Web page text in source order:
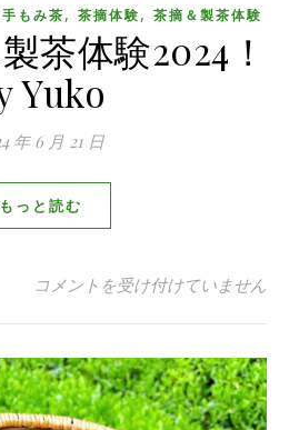
手もみ茶, 茶摘体験, 茶摘＆製茶体験
茶体験2024！
Yuko
年 6 月 21 日
もっと読む
春の手もみ製茶体験2024！ by
コメントを受け付けていません